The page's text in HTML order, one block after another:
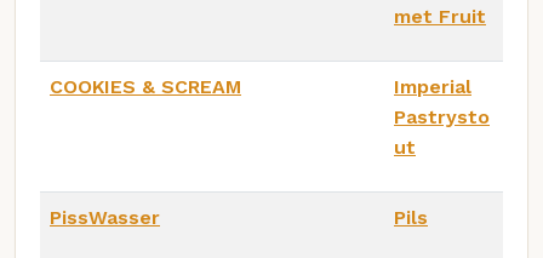
met Fruit
COOKIES & SCREAM
Imperial
Pastrysto
ut
PissWasser Pils